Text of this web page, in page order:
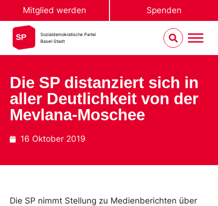
Mitglied werden Spenden
Sozialdemokratische Partei
Basel-Stadt
Die SP distanziert sich in
aller Deutlichkeit von der
Mevlana-Moschee
16 Oktober 2019
Die SP nimmt Stellung zu Medienberichten über